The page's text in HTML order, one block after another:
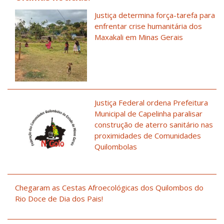
Justiça determina força-tarefa para
enfrentar crise humanitária dos
Maxakali em Minas Gerais
Justiça Federal ordena Prefeitura
Municipal de Capelinha paralisar
construção de aterro sanitário nas
proximidades de Comunidades
Quilombolas
Chegaram as Cestas Afroecológicas dos Quilombos do
Rio Doce de Dia dos Pais!